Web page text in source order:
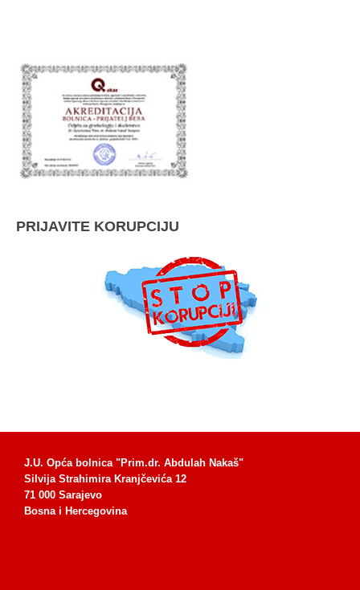
PRIJAVITE KORUPCIJU
J.U. Opća bolnica "Prim.dr. Abdulah Nakaš"
Silvija Strahimira Kranjčevića 12
71 000 Sarajevo
Bosna i Hercegovina